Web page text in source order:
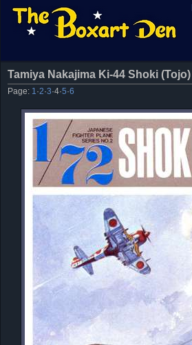
Tamiya Nakajima Ki-44 Shoki (Tojo)
Page: 1 ·2·3·4·5·6